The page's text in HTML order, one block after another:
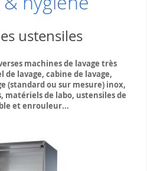
ustensiles
machines de lavage très
lavage, cabine de lavage,
(standard ou sur mesure) inox,
matériels de labo, ustensiles de
et enrouleur...